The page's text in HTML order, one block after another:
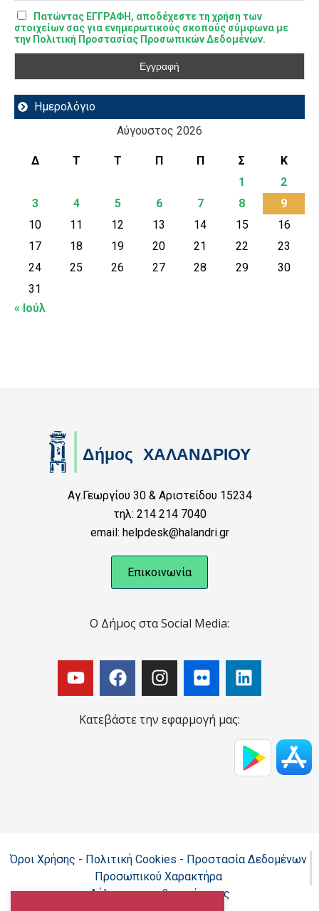
Πατώντας ΕΓΓΡΑΦΗ, αποδέχεστε τη χρήση των
στοιχείων σας για ενημερωτικούς σκοπούς σύμφωνα με
την Πολιτική Προστασίας Προσωπικών Δεδομένων.
Ημερολόγιο
Αύγουστος 2026
Δ Τ Τ Π Π Σ
Κ
1
2
3
4 5 6 7 8
9
10
11 12 13 14 15
16
17
18 19 20 21 22
23
24
25 26 27 28 29
30
31
« Ιούλ
Αγ.Γεωργίου 30 & Αριστείδου 15234
τηλ: 214 214 7040
email: helpdesk@halandri.gr
Επικοινωνία
Ο Δήμος στα Social Media:
Κατεβάστε την εφαρμογή μας:
Όροι Χρήσης - Πολιτική Cookies - Προστασία Δεδομένων
Προσωπικού Χαρακτήρα
Δήλωση προσβασιμότητας